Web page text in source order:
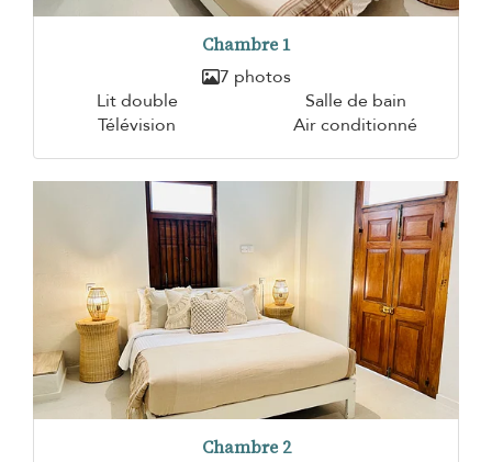
Chambre 1
7 photos
Lit double
Salle de bain
Télévision
Air conditionné
Chambre 2